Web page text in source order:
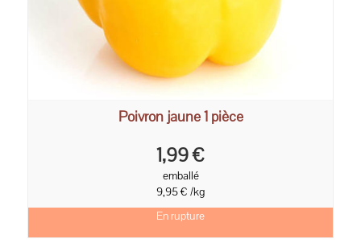
Poivron jaune 1 pièce
1,99 €
emballé
9,95 € /kg
En rupture